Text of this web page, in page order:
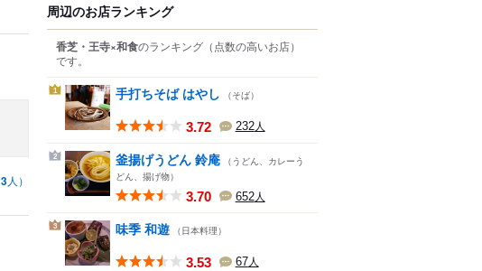
3人）
周辺のお店ランキング
香芝・王寺×和食のランキング （点数の高いお店）
です。
1 手打ちそば はやし （そば）
3.72 232人
2 釜揚げうどん 鈴庵 （うどん、カレーう
どん、揚げ物）
3.70 652人
3 味季 和遊 （日本料理）
3.53 67人